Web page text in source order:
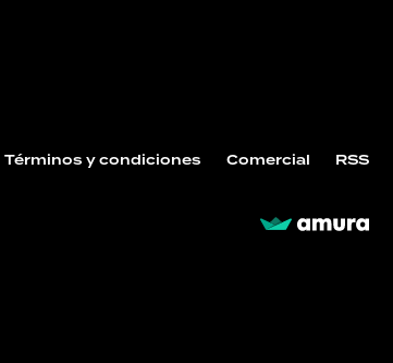
Términos y condiciones Comercial RSS